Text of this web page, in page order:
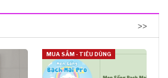
>>
MUA SẮM - TIÊU DÙNG